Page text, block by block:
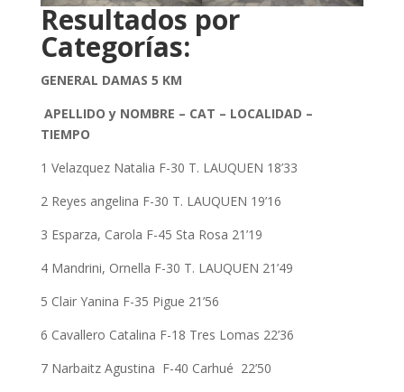
Resultados por
Categorías:
GENERAL DAMAS 5 KM
APELLIDO y NOMBRE – CAT – LOCALIDAD –
TIEMPO
1 Velazquez Natalia F-30 T. LAUQUEN 18’33
2 Reyes angelina F-30 T. LAUQUEN 19’16
3 Esparza, Carola F-45 Sta Rosa 21’19
4 Mandrini, Ornella F-30 T. LAUQUEN 21’49
5 Clair Yanina F-35 Pigue 21’56
6 Cavallero Catalina F-18 Tres Lomas 22’36
7 Narbaitz Agustina F-40 Carhué 22’50